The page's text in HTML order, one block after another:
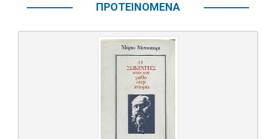
ΠΡΟΤΕΙΝΟΜΕΝΑ